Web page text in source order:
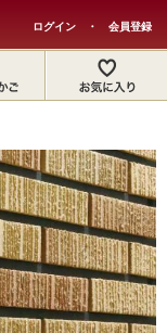
ログイン ・ 会員登録